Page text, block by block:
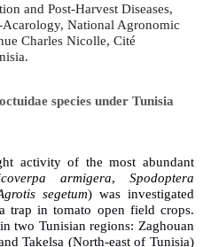
and Post-Harvest Diseases,
National Agronomic
Charles Nicolle, Cité
species under Tunisia
activity of the most abundant
armigera, Spodoptera
segetum) was investigated
trap in tomato open field crops.
two Tunisian regions: Zaghouan
Takelsa (North-east of Tunisia)